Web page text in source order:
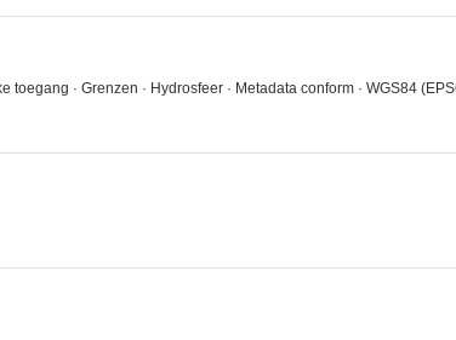
· Grenzen · Hydrosfeer · Metadata conform · WGS84